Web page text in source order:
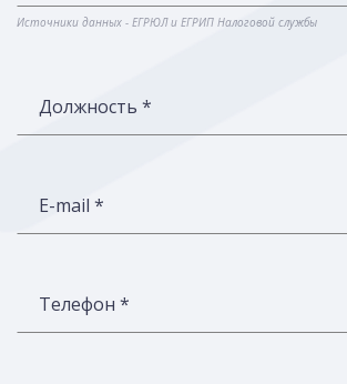
Источники данных - ЕГРЮЛ и ЕГРИП Налоговой службы
Должность *
E-mail *
Телефон *